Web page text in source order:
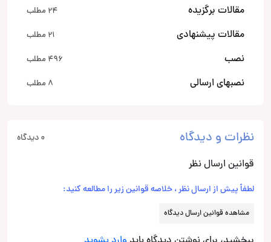
مقالات برگزیده 24 مطلب
مقالات پیشنهادی 21 مطلب
نصب 496 مطلب
نصبهای ارسالی 8 مطلب
نظرات و دیدگاه 0 دیدگاه
قوانین ارسال نظر
لطفاً پیش از ارسال نظر ، خلاصه قوانین زیر را مطالعه کنید:
مشاهده قوانین ارسال دیدگاه